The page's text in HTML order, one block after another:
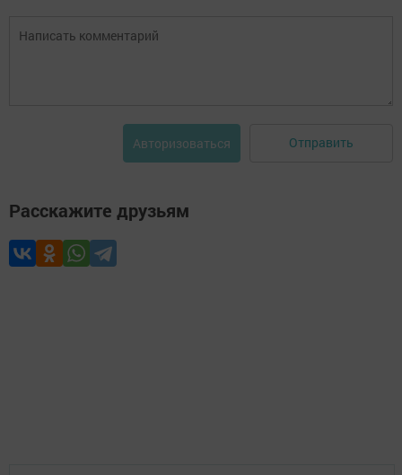
Авторизоваться Отправить
Расскажите друзьям